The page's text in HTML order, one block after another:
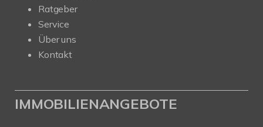
Ratgeber
Service
Über uns
Kontakt
IMMOBILIENANGEBOTE